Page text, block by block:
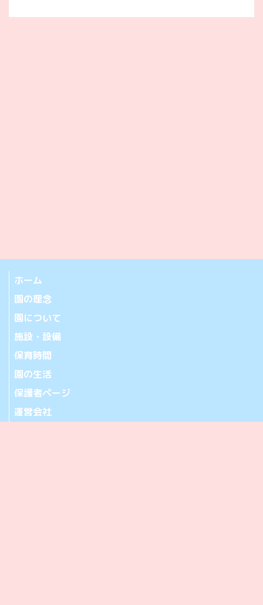
ホーム
園の理念
園について
施設・設備
保育時間
園の生活
保護者ページ
運営会社